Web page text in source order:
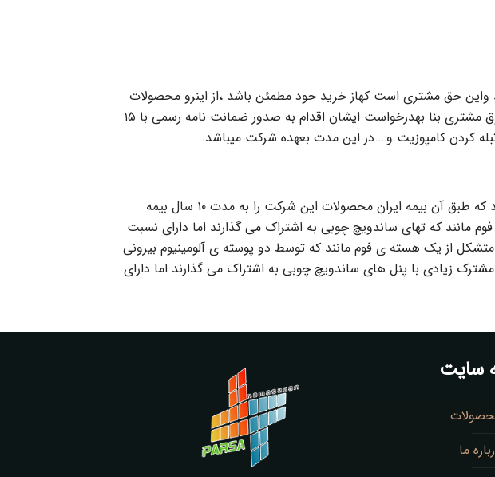
حق مشتری است کهاز خرید خود مطمئن باشد ،از اینرو محصولات
آلوتک ضمن گذاراندن فیلترهای آزمایشات مختلف و دریافت استانداردهای لازمبرای حفظ حقوق مشتری بنا بهدرخواست ایشان اقدام به صدور ضمانت نامه رسمی با ۱۵
کردن کامپوزیت و….در این مدت بعهده شرکت میباشد.
از طرفی شرکت علاوه بر ضمانت نامه کتبی و رسمی خود با شرکت بیمه ایران قراردادی را منعقد که طبق آن بیمه ایران محصولات این شرکت را به مدت ۱۰ سال بیمه
مانند که تهای ساندویچ چوبی به اشتراک می گذارند اما دارای نسبت
از یک هسته ی فوم مانند که توسط دو پوسته ی آلومینیوم بیرونی
زیادی با پنل های ساندویچ چوبی به اشتراک می گذارند اما دارای
سایت
ما